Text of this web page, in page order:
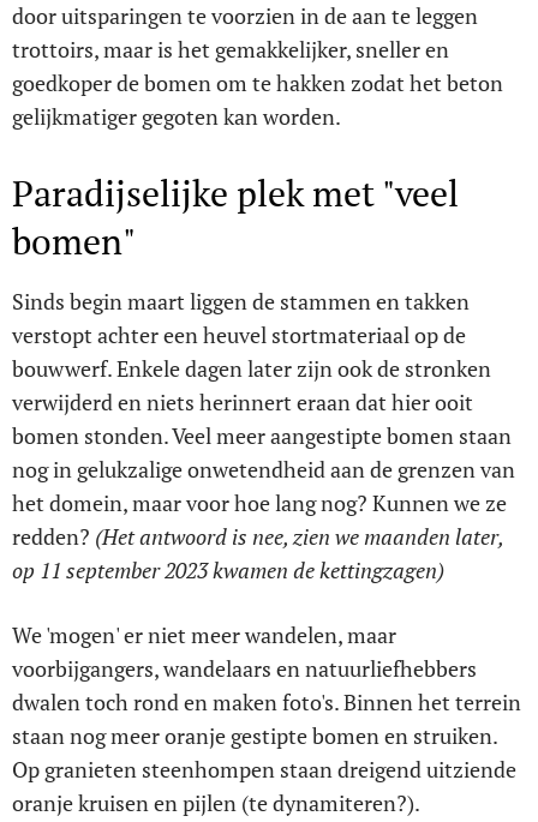
door uitsparingen te voorzien in de aan te leggen
trottoirs, maar is het gemakkelijker, sneller en
goedkoper de bomen om te hakken zodat het beton
gelijkmatiger gegoten kan worden.
Paradijselijke plek met "veel
bomen"
Sinds begin maart liggen de stammen en takken
verstopt achter een heuvel stortmateriaal op de
bouwwerf. Enkele dagen later zijn ook de stronken
verwijderd en niets herinnert eraan dat hier ooit
bomen stonden. Veel meer aangestipte bomen staan
nog in gelukzalige onwetendheid aan de grenzen van
het domein, maar voor hoe lang nog? Kunnen we ze
redden? (Het antwoord is nee, zien we maanden later,
op 11 september 2023 kwamen de kettingzagen)
We 'mogen' er niet meer wandelen, maar
voorbijgangers, wandelaars en natuurliefhebbers
dwalen toch rond en maken foto's. Binnen het terrein
staan nog meer oranje gestipte bomen en struiken.
Op granieten steenhompen staan dreigend uitziende
oranje kruisen en pijlen (te dynamiteren?).